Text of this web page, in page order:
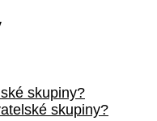
skupiny?
skupiny?